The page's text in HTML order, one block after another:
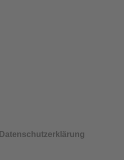
Datenschutzerklärung